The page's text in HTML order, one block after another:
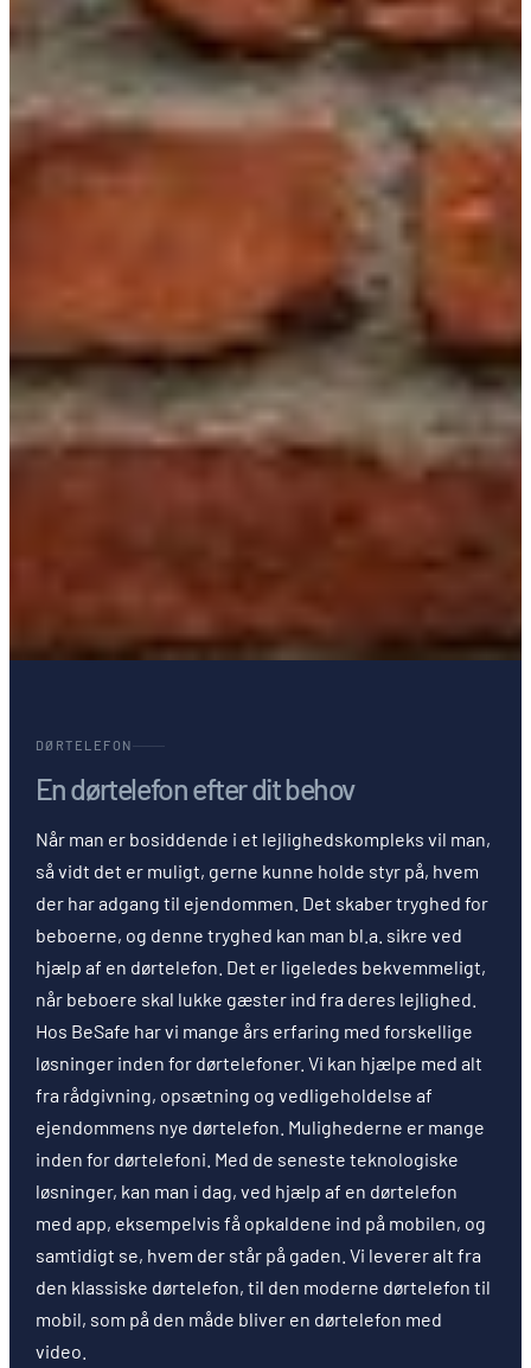
DØRTELEFON
En dørtelefon efter dit behov
Når man er bosiddende i et lejlighedskompleks vil man,
så vidt det er muligt, gerne kunne holde styr på, hvem
der har adgang til ejendommen. Det skaber tryghed for
beboerne, og denne tryghed kan man bl.a. sikre ved
hjælp af en dørtelefon. Det er ligeledes bekvemmeligt,
når beboere skal lukke gæster ind fra deres lejlighed.
Hos BeSafe har vi mange års erfaring med forskellige
løsninger inden for dørtelefoner. Vi kan hjælpe med alt
fra rådgivning, opsætning og vedligeholdelse af
ejendommens nye dørtelefon. Mulighederne er mange
inden for dørtelefoni. Med de seneste teknologiske
løsninger, kan man i dag, ved hjælp af en dørtelefon
med app, eksempelvis få opkaldene ind på mobilen, og
samtidigt se, hvem der står på gaden. Vi leverer alt fra
den klassiske dørtelefon, til den moderne dørtelefon til
mobil, som på den måde bliver en dørtelefon med
video.